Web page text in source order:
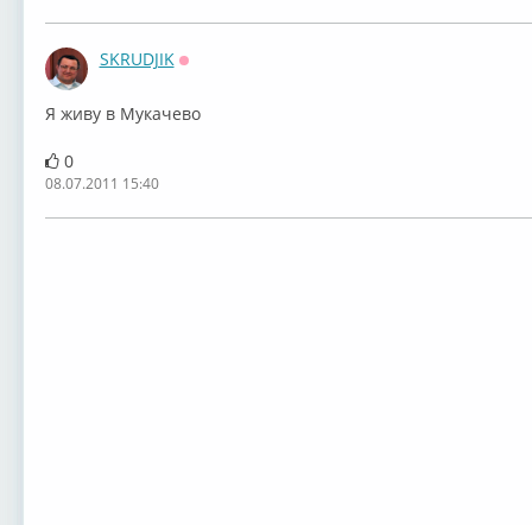
SKRUDJIK
Я живу в Мукачево
0
08.07.2011 15:40